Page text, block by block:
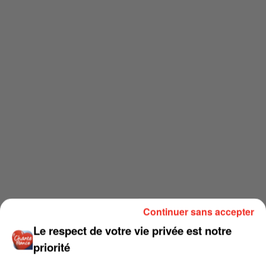
Le respect de votre vie privée est notre
priorité
Continuer sans accepter